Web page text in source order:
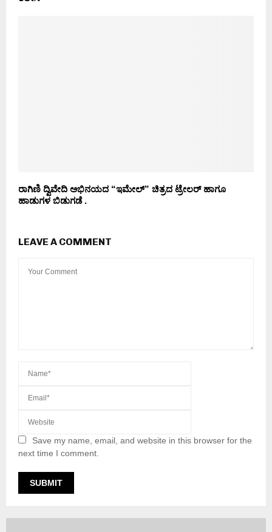
ರಾಗಿಣಿ ದ್ವಿವೇದಿ ಅಭಿನಯದ “ಇಮೇಲ್” ಚಿತ್ರದ ಟ್ರೇಲರ್ ಹಾಗೂ
ಹಾಡುಗಳ ಬಿಡುಗಡೆ .
LEAVE A COMMENT
Save my name, email, and website in this browser for the
next time I comment.